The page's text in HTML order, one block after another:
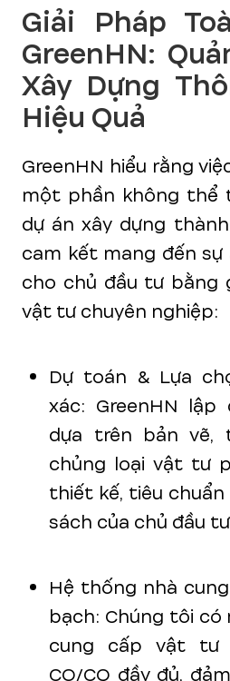
Giải Pháp
GreenHN:
Xây Dựng
Hiệu Quả
GreenHN hiểu rằng
một phần không thể
dự án xây dựng
cam kết mang đến
cho chủ đầu tư bằng
vật tư chuyên nghiệp:
Dự toán & Lựa
xác: GreenHN
dựa trên bản vẽ,
chủng loại vật tư
thiết kế, tiêu
sách của chủ đầu
Hệ thống nhà
bạch: Chúng tôi
cung cấp vật tư
CO/CQ đầy đủ,